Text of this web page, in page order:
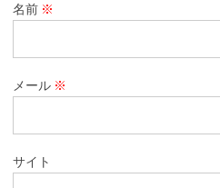
名前 ※
メール ※
サイト